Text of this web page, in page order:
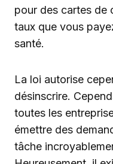
pour des cartes de
taux que vous
santé.
La loi autorise
désinscrire.
toutes les
émettre des
tâche